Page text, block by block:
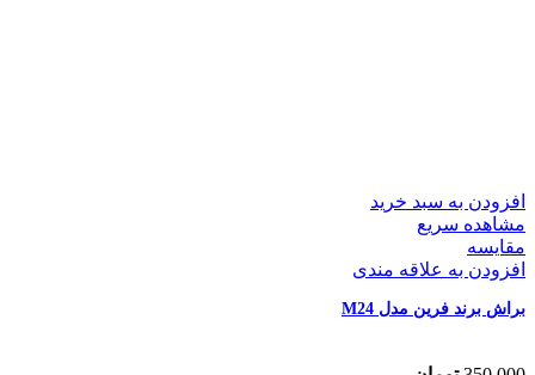
افزودن به سبد خرید
مشاهده سریع
مقایسه
افزودن به علاقه مندی
براش برند فرین مدل M24